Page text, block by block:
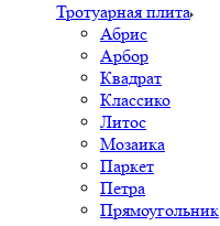
Тротуарная плита
Абрис
Арбор
Квадрат
Классико
Литос
Мозаика
Паркет
Петра
Прямоугольник